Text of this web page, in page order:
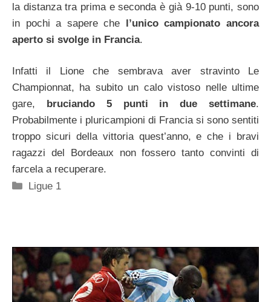
la distanza tra prima e seconda è già 9-10 punti, sono
in pochi a sapere che l’unico campionato ancora
aperto si svolge in Francia.
Infatti il Lione che sembrava aver stravinto Le
Championnat, ha subito un calo vistoso nelle ultime
gare, bruciando 5 punti in due settimane.
Probabilmente i pluricampioni di Francia si sono sentiti
troppo sicuri della vittoria quest’anno, e che i bravi
ragazzi del Bordeaux non fossero tanto convinti di
farcela a recuperare.
Categorie
Ligue 1